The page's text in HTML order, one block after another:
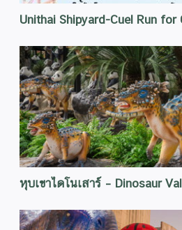
Unithai Shipyard-Cuel Run for
หุบเขาไดโนเสาร์ – Dinosaur